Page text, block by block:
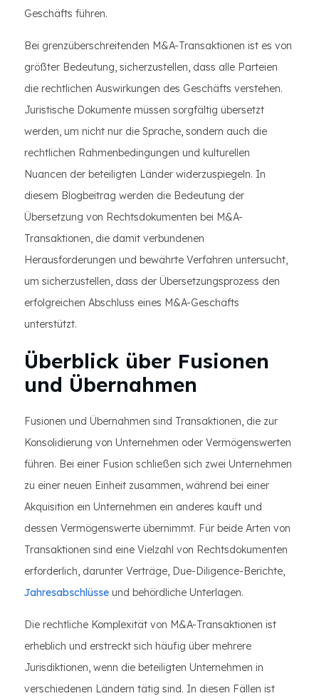
Geschäfts führen.
Bei grenzüberschreitenden M&A-Transaktionen ist es von
größter Bedeutung, sicherzustellen, dass alle Parteien
die rechtlichen Auswirkungen des Geschäfts verstehen.
Juristische Dokumente müssen sorgfältig übersetzt
werden, um nicht nur die Sprache, sondern auch die
rechtlichen Rahmenbedingungen und kulturellen
Nuancen der beteiligten Länder widerzuspiegeln. In
diesem Blogbeitrag werden die Bedeutung der
Übersetzung von Rechtsdokumenten bei M&A-
Transaktionen, die damit verbundenen
Herausforderungen und bewährte Verfahren untersucht,
um sicherzustellen, dass der Übersetzungsprozess den
erfolgreichen Abschluss eines M&A-Geschäfts
unterstützt.
Überblick über Fusionen
und Übernahmen
Fusionen und Übernahmen sind Transaktionen, die zur
Konsolidierung von Unternehmen oder Vermögenswerten
führen. Bei einer Fusion schließen sich zwei Unternehmen
zu einer neuen Einheit zusammen, während bei einer
Akquisition ein Unternehmen ein anderes kauft und
dessen Vermögenswerte übernimmt. Für beide Arten von
Transaktionen sind eine Vielzahl von Rechtsdokumenten
erforderlich, darunter Verträge, Due-Diligence-Berichte,
Jahresabschlüsse und behördliche Unterlagen.
Die rechtliche Komplexität von M&A-Transaktionen ist
erheblich und erstreckt sich häufig über mehrere
Jurisdiktionen, wenn die beteiligten Unternehmen in
verschiedenen Ländern tätig sind. In diesen Fällen ist